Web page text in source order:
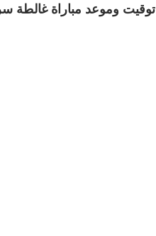
توقيت وموعد مباراة غالطة